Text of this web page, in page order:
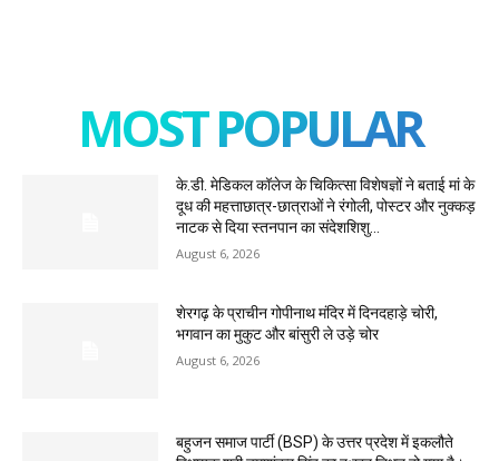
MOST POPULAR
के.डी. मेडिकल कॉलेज के चिकित्सा विशेषज्ञों ने बताई मां के
दूध की महत्ताछात्र-छात्राओं ने रंगोली, पोस्टर और नुक्कड़
नाटक से दिया स्तनपान का संदेशशिशु...
August 6, 2026
शेरगढ़ के प्राचीन गोपीनाथ मंदिर में दिनदहाड़े चोरी,
भगवान का मुकुट और बांसुरी ले उड़े चोर
August 6, 2026
बहुजन समाज पार्टी (BSP) के उत्तर प्रदेश में इकलौते